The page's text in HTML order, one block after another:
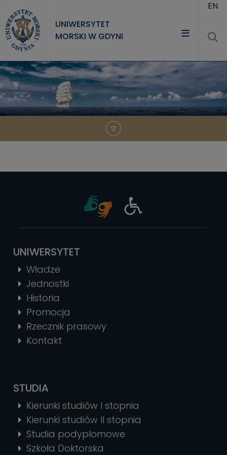
UNIWERSYTET
MORSKI W GDYNI
UNIWERSYTET
STUDIA
NAUKA
EN
UNIWERSYTET
Władze
Jednostki
Historia
Promocja
Rzecznik prasowy
Kontakt
STUDIA
Kierunki studiów I stopnia
Kierunki studiów II stopnia
Studia podyplomowe
Szkoła Doktorska